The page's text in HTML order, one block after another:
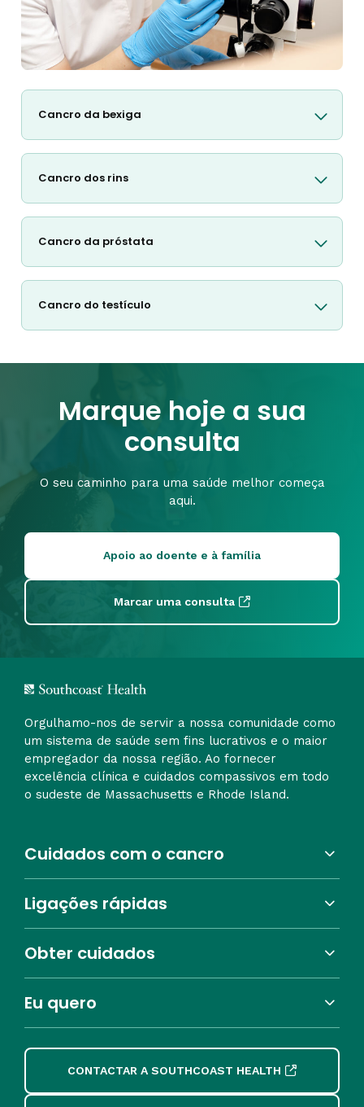
Cancro da bexiga
Cancro dos rins
Cancro da próstata
Cancro do testículo
Marque hoje a sua
consulta
O seu caminho para uma saúde melhor começa
aqui.
Apoio ao doente e à família
Marcar uma consulta
Orgulhamo-nos de servir a nossa comunidade como
um sistema de saúde sem fins lucrativos e o maior
empregador da nossa região. Ao fornecer
excelência clínica e cuidados compassivos em todo
o sudeste de Massachusetts e Rhode Island.
Cuidados com o cancro
Ligações rápidas
Obter cuidados
Eu quero
CONTACTAR A SOUTHCOAST HEALTH